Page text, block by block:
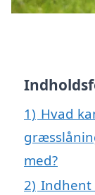
1) Hvad
med?
2) Indhent